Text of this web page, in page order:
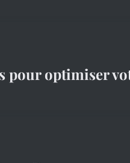
pour optimiser